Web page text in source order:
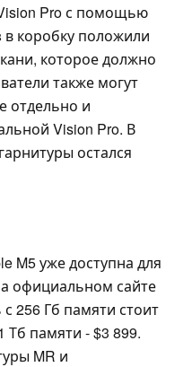
Pro с помощью
в коробку положили
которое должно
также могут
отдельно и
Vision Pro. В
остался
M5 уже доступна для
официальном сайте
256 Гб памяти стоит
Тб памяти - $3 899.
MR и